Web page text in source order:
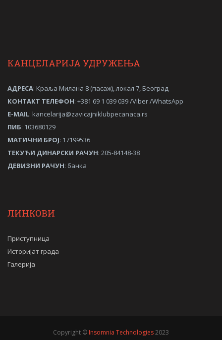
КАНЦЕЛАРИЈА УДРУЖЕЊА
АДРЕСА: Краља Милана 8 (пасаж), локал 7, Београд
КОНТАКТ ТЕЛЕФОН: +381 69 1 039 039 /Viber /WhatsApp
Е-MAIL: kancelarija@zavicajniklubpecanaca.rs
ПИБ: 103680129
МАТИЧНИ БРОЈ: 17199536
ТЕКУЋИ ДИНАРСКИ РАЧУН: 205-84148-38
ДЕВИЗНИ РАЧУН: банка
ЛИНКОВИ
Приступница
Историјат града
Галерија
Copyright © Insomnia Technologies2023